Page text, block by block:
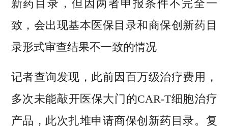
新药目录，但因两者申报条件不完全一
致，会出现基本医保目录和商保创新药目
录形式审查结果不一致的情况
记者查询发现，此前因百万级治疗费用，
多次未能敲开医保大门的CAR-T细胞治疗
产品，此次扎堆申请商保创新药目录。复